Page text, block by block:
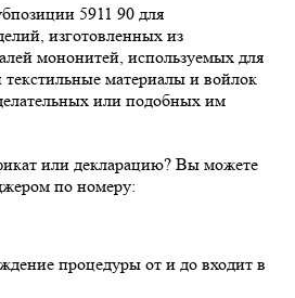
5911 90 для
изготовленных из
мононитей, используемых для
текстильные материалы и войлок
или подобных им
или декларацию? Вы можете
по номеру:
процедуры от и до входит в